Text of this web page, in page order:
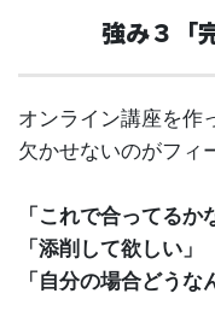
強み３「
オンライン講座を作
欠かせないのがフィ
「これで合ってるか
「添削して欲しい」
「自分の場合どうな